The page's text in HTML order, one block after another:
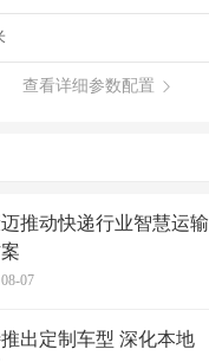
查看详细参数配置
推动快递行业智慧运输
08-07
出定制车型 深化本地